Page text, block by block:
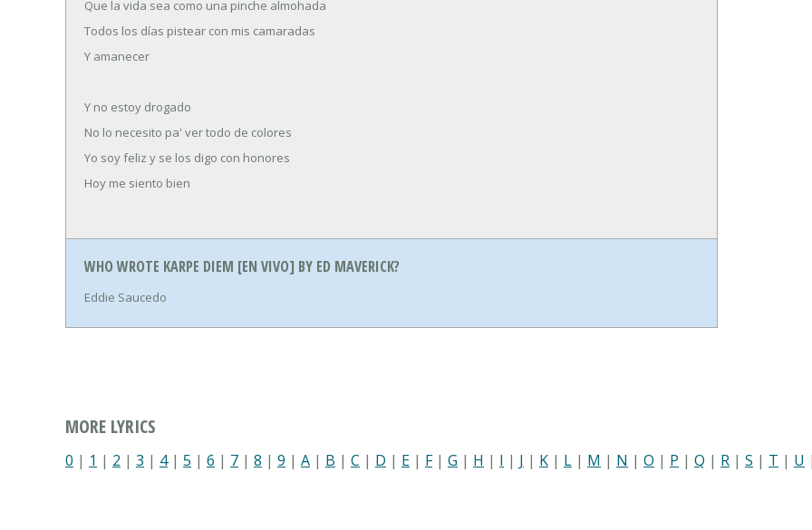
Que la vida sea como una pinche almohada
Todos los días pistear con mis camaradas
Y amanecer
Y no estoy drogado
No lo necesito pa' ver todo de colores
Yo soy feliz y se los digo con honores
Hoy me siento bien
WHO WROTE KARPE DIEM [EN VIVO] BY ED MAVERICK?
Eddie Saucedo
MORE LYRICS
0 | 1 | 2 | 3 | 4| 5 | 6 | 7 | 8 | 9 | A | B | C | D | E | F| G | H | I | J | K | L | M | N | O | P | Q | R | S | T | U |